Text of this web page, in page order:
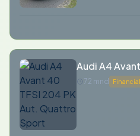
Audi A4
PK Aut.
72 mnd